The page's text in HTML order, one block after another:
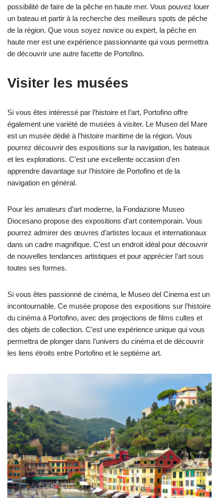
possibilité de faire de la pêche en haute mer. Vous pouvez louer
un bateau et partir à la recherche des meilleurs spots de pêche
de la région. Que vous soyez novice ou expert, la pêche en
haute mer est une expérience passionnante qui vous permettra
de découvrir une autre facette de Portofino.
Visiter les musées
Si vous êtes intéressé par l’histoire et l’art, Portofino offre
également une variété de musées à visiter. Le Museo del Mare
est un musée dédié à l’histoire maritime de la région. Vous
pourrez découvrir des expositions sur la navigation, les bateaux
et les explorations. C’est une excellente occasion d’en
apprendre davantage sur l’histoire de Portofino et de la
navigation en général.
Pour les amateurs d’art moderne, la Fondazione Museo
Diocesano propose des expositions d’art contemporain. Vous
pourrez admirer des œuvres d’artistes locaux et internationaux
dans un cadre magnifique. C’est un endroit idéal pour découvrir
de nouvelles tendances artistiques et pour apprécier l’art sous
toutes ses formes.
Si vous êtes passionné de cinéma, le Museo del Cinema est un
incontournable. Ce musée propose des expositions sur l’histoire
du cinéma à Portofino, avec des projections de films cultes et
des objets de collection. C’est une expérience unique qui vous
permettra de plonger dans l’univers du cinéma et de découvrir
les liens étroits entre Portofino et le septième art.